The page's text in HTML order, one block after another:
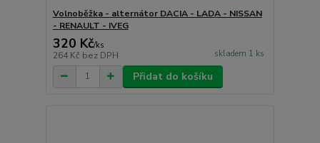
Volnoběžka - alternátor DACIA - LADA - NISSAN
- RENAULT - IVEG
320 Kč/ks
264 Kč bez DPH skladem 1 ks
Přidat do košíku